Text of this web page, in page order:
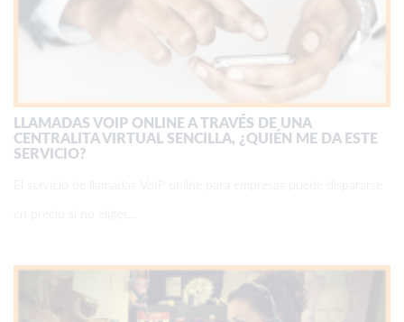
LLAMADAS VOIP ONLINE A TRAVÉS DE UNA
CENTRALITA VIRTUAL SENCILLA, ¿QUIÉN ME DA ESTE
SERVICIO?
El servicio de llamadas VoIP online para empresas puede dispararse
en precio si no eliges…